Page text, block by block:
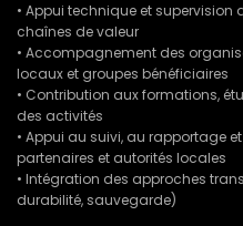
• Appui technique et
chaînes de valeur
• Accompagnement des
locaux et groupes bénéficiaires
• Contribution aux formations,
des activités
• Appui au suivi, au rapportage
partenaires et autorités locales
• Intégration des approches
durabilité, sauvegarde)